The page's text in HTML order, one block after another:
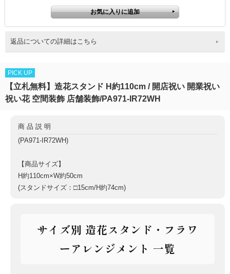
返品についての詳細はこちら
PICK UP
【立札無料】造花スタンド H約110cm / 開店祝い 開業祝い
祝い花 空間装飾 店舗装飾/PA971-IR72WH
商品説明
(PA971-IR72WH)
【商品サイズ】
H約110cm×W約50cm
(スタンドサイズ：□15cm/H約74cm)
サイズ別 造花スタンド・フラワ
ーアレンジメント 一覧